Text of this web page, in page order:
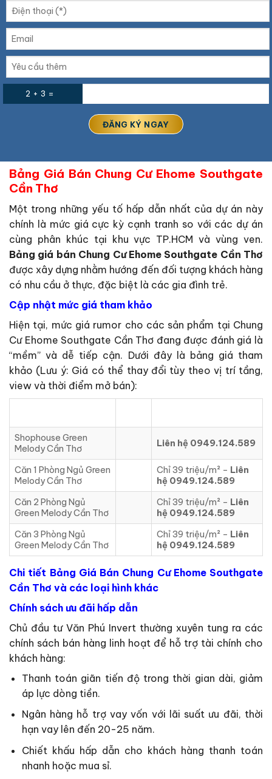
2 + 3 =
Bảng Giá Bán Chung Cư Ehome Southgate
Cần Thơ
Một trong những yếu tố hấp dẫn nhất của dự án này
chính là mức giá cực kỳ cạnh tranh so với các dự án
cùng phân khúc tại khu vực TP.HCM và vùng ven.
Bảng giá bán Chung Cư Ehome Southgate Cần Thơ
được xây dựng nhằm hướng đến đối tượng khách hàng
có nhu cầu ở thực, đặc biệt là các gia đình trẻ.
Cập nhật mức giá tham khảo
Hiện tại, mức giá rumor cho các sản phẩm tại Chung
Cư Ehome Southgate Cần Thơ đang được đánh giá là
“mềm” và dễ tiếp cận. Dưới đây là bảng giá tham
khảo (Lưu ý: Giá có thể thay đổi tùy theo vị trí tầng,
view và thời điểm mở bán):
Shophouse Green
Melody Cần Thơ
Liên hệ 0949.124.589
Căn 1 Phòng Ngủ Green
Melody Cần Thơ
Chỉ 39 triệu/m² – Liên
hệ 0949.124.589
Căn 2 Phòng Ngủ
Green Melody Cần Thơ
Chỉ 39 triệu/m² – Liên
hệ 0949.124.589
Căn 3 Phòng Ngủ
Green Melody Cần Thơ
Chỉ 39 triệu/m² – Liên
hệ 0949.124.589
Chi tiết Bảng Giá Bán Chung Cư Ehome Southgate
Cần Thơ và các loại hình khác
Chính sách ưu đãi hấp dẫn
Chủ đầu tư Văn Phú Invert thường xuyên tung ra các
chính sách bán hàng linh hoạt để hỗ trợ tài chính cho
khách hàng:
Thanh toán giãn tiến độ trong thời gian dài, giảm
áp lực dòng tiền.
Ngân hàng hỗ trợ vay vốn với lãi suất ưu đãi, thời
hạn vay lên đến 20-25 năm.
Chiết khấu hấp dẫn cho khách hàng thanh toán
nhanh hoặc mua sỉ.